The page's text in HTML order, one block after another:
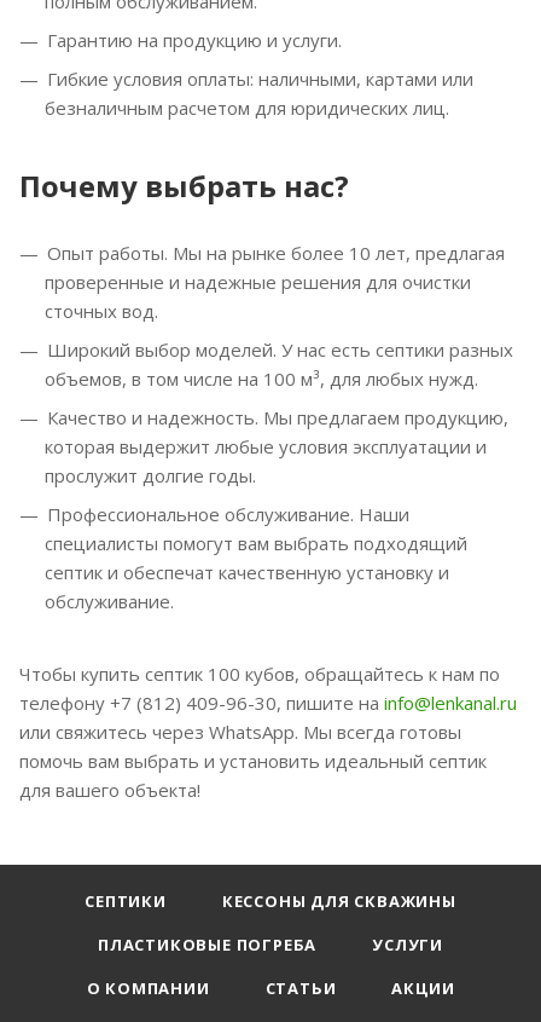
Гарантию на продукцию и услуги.
Гибкие условия оплаты: наличными, картами или
безналичным расчетом для юридических лиц.
Почему выбрать нас?
Опыт работы. Мы на рынке более 10 лет, предлагая
проверенные и надежные решения для очистки
сточных вод.
Широкий выбор моделей. У нас есть септики разных
объемов, в том числе на 100 м³, для любых нужд.
Качество и надежность. Мы предлагаем продукцию,
которая выдержит любые условия эксплуатации и
прослужит долгие годы.
Профессиональное обслуживание. Наши
специалисты помогут вам выбрать подходящий
септик и обеспечат качественную установку и
обслуживание.
Чтобы купить септик 100 кубов, обращайтесь к нам по
телефону +7 (812) 409-96-30, пишите на info@lenkanal.ru
или свяжитесь через WhatsApp. Мы всегда готовы
помочь вам выбрать и установить идеальный септик
для вашего объекта!
СЕПТИКИ
КЕССОНЫ ДЛЯ СКВАЖИНЫ
ПЛАСТИКОВЫЕ ПОГРЕБА
УСЛУГИ
О КОМПАНИИ
СТАТЬИ
АКЦИИ